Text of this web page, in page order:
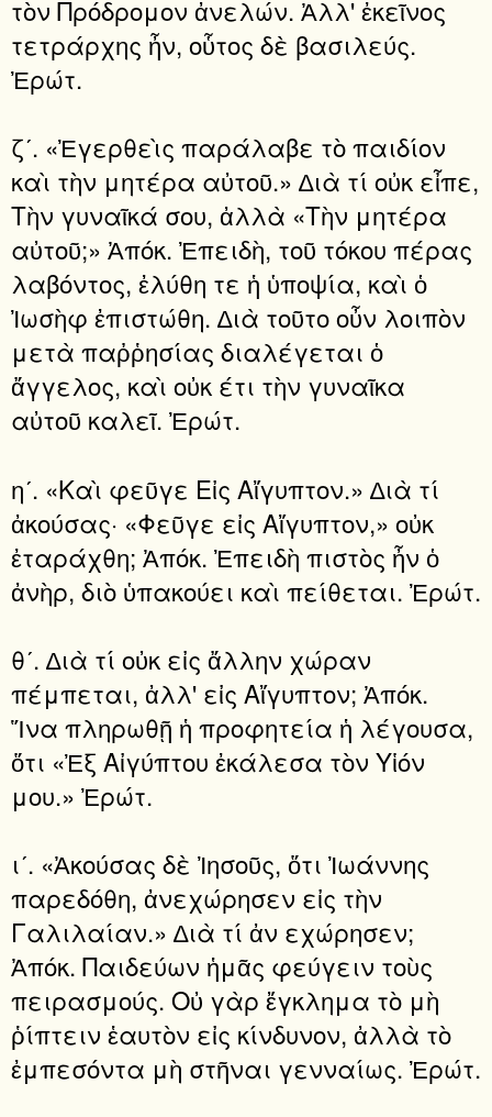
τὸν Πρόδρομον ἀνελών. Ἀλλ' ἐκεῖνος
τετράρχης ἦν, οὗτος δὲ βασιλεύς.
Ἐρώτ.
ζʹ. «Ἐγερθεὶς παράλαβε τὸ παιδίον
καὶ τὴν μητέρα αὐτοῦ.» ∆ιὰ τί οὐκ εἶπε,
Τὴν γυναῖκά σου, ἀλλὰ «Τὴν μητέρα
αὐτοῦ;» Ἀπόκ. Ἐπειδὴ, τοῦ τόκου πέρας
λαβόντος, ἐλύθη τε ἡ ὑποψία, καὶ ὁ
Ἰωσὴφ ἐπιστώθη. ∆ιὰ τοῦτο οὖν λοιπὸν
μετὰ παῤῥησίας διαλέγεται ὁ
ἄγγελος, καὶ οὐκ έτι τὴν γυναῖκα
αὐτοῦ καλεῖ. Ἐρώτ.
ηʹ. «Καὶ φεῦγε Εἰς Αἴγυπτον.» ∆ιὰ τί
ἀκούσας· «Φεῦγε εἰς Αἴγυπτον,» οὐκ
ἐταράχθη; Ἀπόκ. Ἐπειδὴ πιστὸς ἦν ὁ
ἀνὴρ, διὸ ὑπακούει καὶ πείθεται. Ἐρώτ.
θʹ. ∆ιὰ τί οὐκ εἰς ἄλλην χώραν
πέμπεται, ἀλλ' εἰς Αἴγυπτον; Ἀπόκ.
Ἵνα πληρωθῇ ἡ προφητεία ἡ λέγουσα,
ὅτι «Ἐξ Αἰγύπτου ἐκάλεσα τὸν Υἱόν
μου.» Ἐρώτ.
ιʹ. «Ἀκούσας δὲ Ἰησοῦς, ὅτι Ἰωάννης
παρεδόθη, ἀνεχώρησεν εἰς τὴν
Γαλιλαίαν.» ∆ιὰ τί ἀν εχώρησεν;
Ἀπόκ. Παιδεύων ἡμᾶς φεύγειν τοὺς
πειρασμούς. Οὐ γὰρ ἔγκλημα τὸ μὴ
ῥίπτειν ἑαυτὸν εἰς κίνδυνον, ἀλλὰ τὸ
ἐμπεσόντα μὴ στῆναι γενναίως. Ἐρώτ.